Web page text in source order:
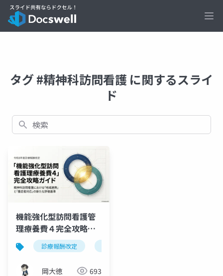
タグ #精神科訪問看護 に関するスライ
ド
検索
機能強化型訪問看護管
理療養費４完全攻略ガ
イド｜令和8年度診療報
酬改定
診療報酬改定
岡大徳 693